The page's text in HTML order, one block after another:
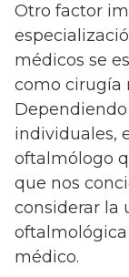
Otro factor
médicos se
como cirugía
individuales,
oftalmólogo
que nos
considerar la
médico.